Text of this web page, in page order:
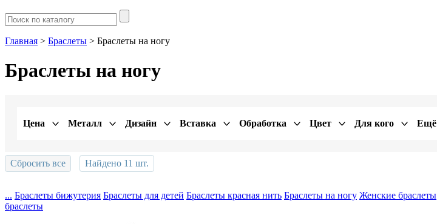
Главная > Браслеты > Браслеты на ногу
Браслеты на ногу
Цена Металл Дизайн Вставка Обработка Цвет Для кого Ещё
Сбросить все Найдено 11 шт.
... Браслеты бижутерия Браслеты для детей Браслеты красная нить Браслеты на ногу Женские браслеты
браслеты